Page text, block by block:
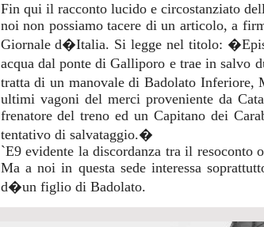
Fin qui il racconto lucido e circostanziato
noi non possiamo tacere di un articolo, a
Giornale d�Italia. Si legge nel titolo:
acqua dal ponte di Galliporo e trae in
tratta di un manovale di Badolato
ultimi vagoni del merci proveniente da
frenatore del treno ed un Capitano dei
tentativo di salvataggio.�
`E9 evidente la discordanza tra il resoconto
Ma a noi in questa sede interessa
d�un figlio di Badolato.